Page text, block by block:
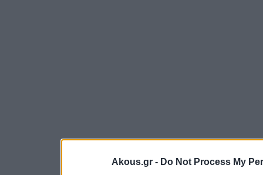
Akous.gr - Do Not Process My